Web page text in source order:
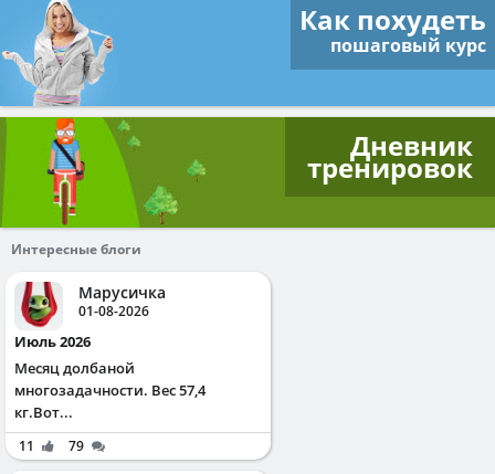
Как похудеть
пошаговый курс
Дневник
тренировок
Интересные блоги
Марусичка
01-08-2026
Июль 2026
Месяц долбаной
многозадачности. Вес 57,4
кг.Вот...
11 79